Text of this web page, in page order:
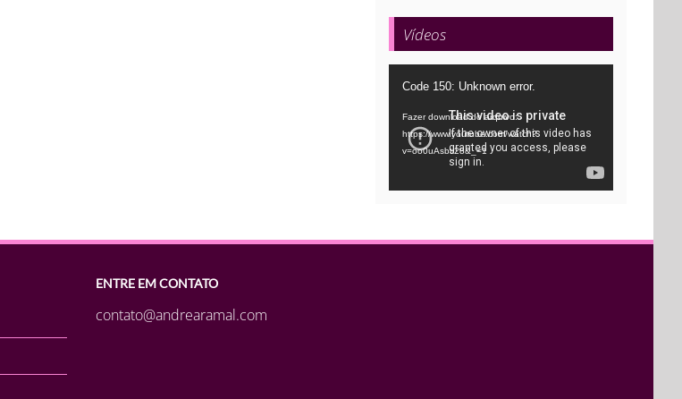
Vídeos
Tocador
vídeo
Code 150: Unknown error.
Fazer download do arquivo:
https://www.youtube.com/watch?
v=oo0uAsbti28&_=1
ENTRE EM CONTATO
contato@andrearamal.com